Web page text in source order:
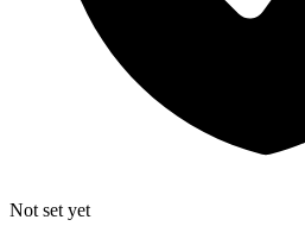
Not set yet